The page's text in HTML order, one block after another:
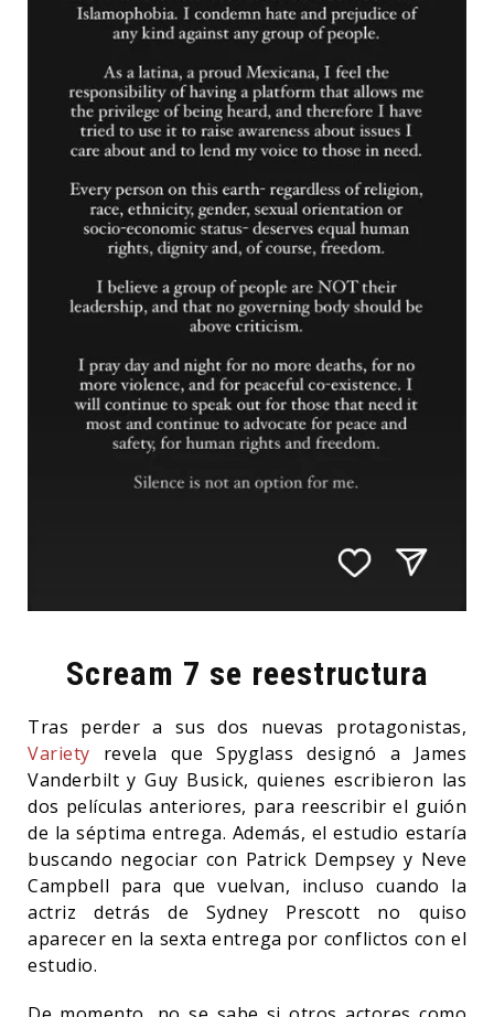
Scream 7 se reestructura
Tras perder a sus dos nuevas protagonistas,
Variety revela que Spyglass designó a James
Vanderbilt y Guy Busick, quienes escribieron las
dos películas anteriores, para reescribir el guión
de la séptima entrega. Además, el estudio estaría
buscando negociar con Patrick Dempsey y Neve
Campbell para que vuelvan, incluso cuando la
actriz detrás de Sydney Prescott no quiso
aparecer en la sexta entrega por conflictos con el
estudio.